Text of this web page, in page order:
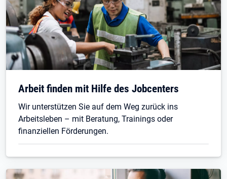
Arbeit finden mit Hilfe des Jobcenters
Wir unterstützen Sie auf dem Weg zurück ins
Arbeitsleben – mit Beratung, Trainings oder
finanziellen Förderungen.